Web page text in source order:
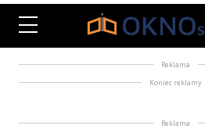
Reklama
Koniec reklamy
Reklama